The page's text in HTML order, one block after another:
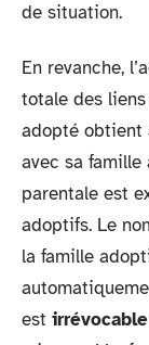
de situation.
En revanche,
totale des liens
adopté obtient
avec sa famille
parentale est
adoptifs. Le
la famille
est irrévocable